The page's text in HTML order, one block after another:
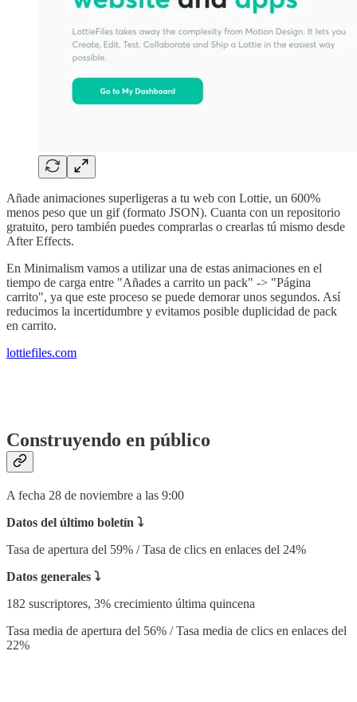
Añade animaciones superligeras a tu web con Lottie, un 600%
menos peso que un gif (formato JSON). Cuanta con un repositorio
gratuito, pero también puedes comprarlas o crearlas tú mismo desde
After Effects.
En Minimalism vamos a utilizar una de estas animaciones en el
tiempo de carga entre "Añades a carrito un pack" -> "Página
carrito", ya que este proceso se puede demorar unos segundos. Así
reducimos la incertidumbre y evitamos posible duplicidad de pack
en carrito.
lottiefiles.com
Construyendo en público‎‎
A fecha 28 de noviembre a las 9:00
Datos del último boletín ⤵
Tasa de apertura del 59% / Tasa de clics en enlaces del 24%
Datos generales ⤵
182 suscriptores, 3% crecimiento última quincena
Tasa media de apertura del 56% / Tasa media de clics en enlaces del
22%